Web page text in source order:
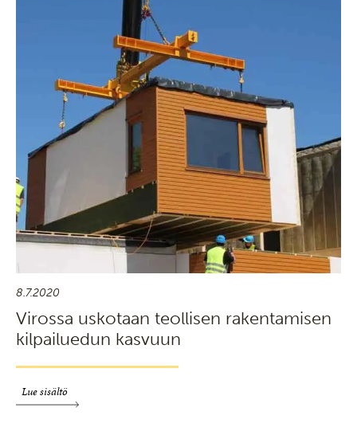
8.7.2020
Virossa uskotaan teollisen rakentamisen
kilpailuedun kasvuun
Lue sisältö